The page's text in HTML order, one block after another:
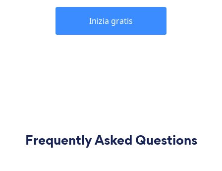
Inizia gratis
Frequently Asked Questions